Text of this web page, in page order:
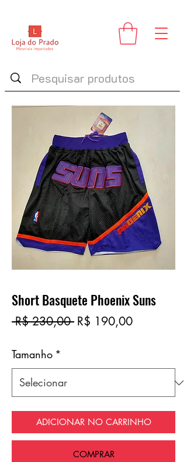
Short Basquete Phoenix Suns
R$ 230,00 Preço
R$ 190,00Preço
Tamanho *
ADICIONAR NO CARRINHO
COMPRAR